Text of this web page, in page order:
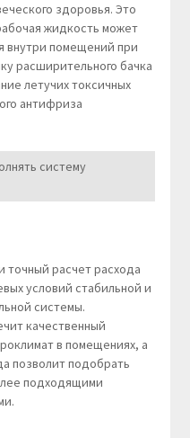
здоровья. Это
жидкость может
внутри помещений при
расширительного бачка
летучих токсичных
антифриза
систему
расчет расхода
условий стабильной и
системы.
качественный
в помещениях, а
позволит подобрать
подходящими